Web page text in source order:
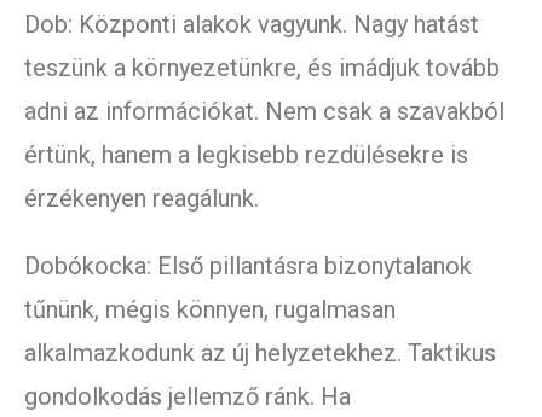
Dob: Központi alakok vagyunk. Nagy hatást
teszünk a környezetünkre, és imádjuk tovább
adni az információkat. Nem csak a szavakból
értünk, hanem a legkisebb rezdülésekre is
érzékenyen reagálunk.
Dobókocka: Első pillantásra bizonytalanok
tűnünk, mégis könnyen, rugalmasan
alkalmazkodunk az új helyzetekhez. Taktikus
gondolkodás jellemző ránk. Ha